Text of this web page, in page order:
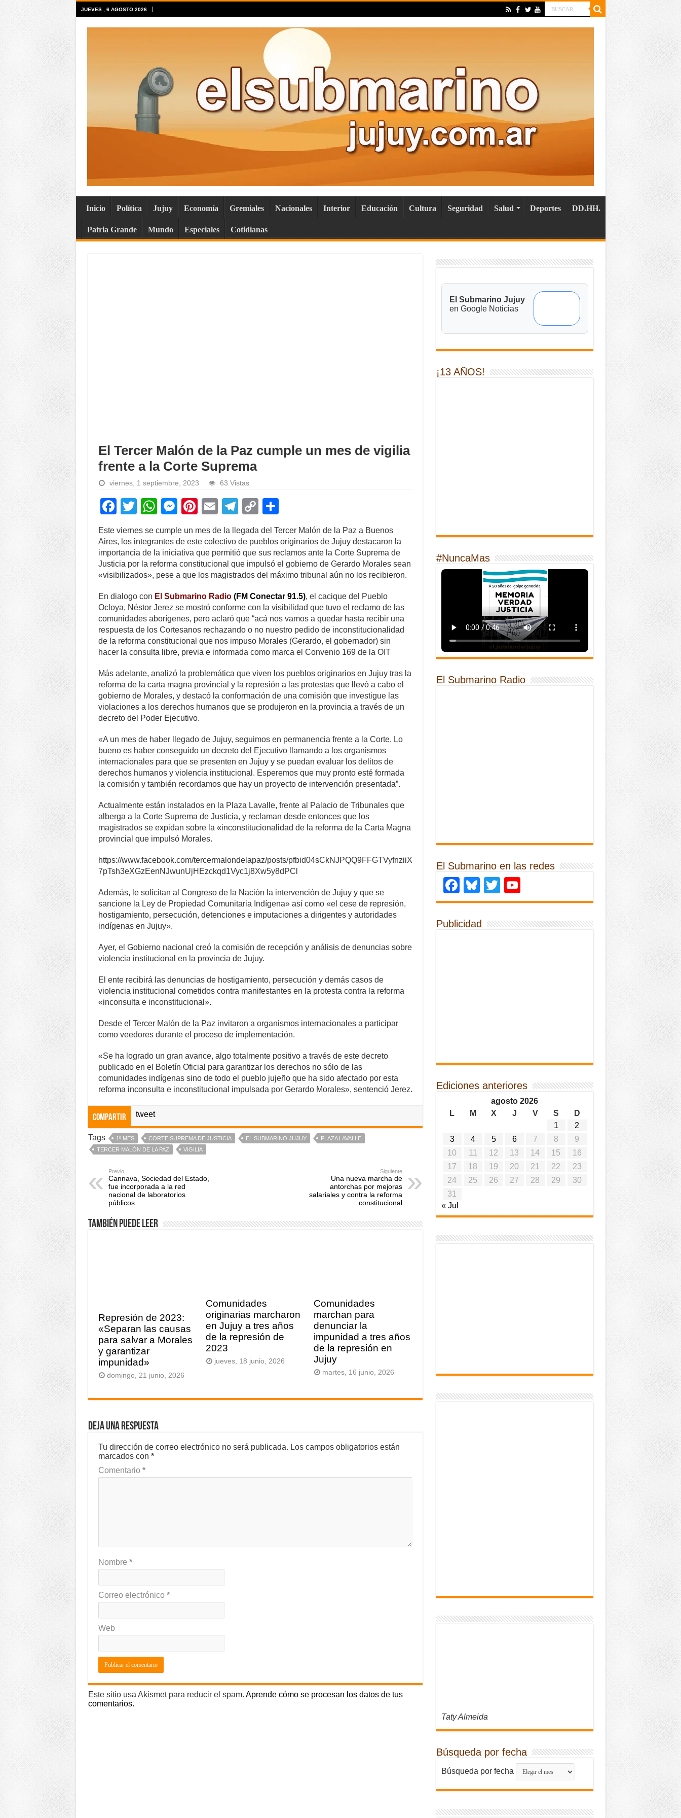
JUEVES , 6 AGOSTO 2026
Inicio Política Jujuy Economía Gremiales Nacionales Interior Educación Cultura Seguridad Salud Deportes DD.HH.
Patria Grande Mundo Especiales Cotidianas
El Tercer Malón de la Paz cumple un mes de vigilia
frente a la Corte Suprema
viernes, 1 septiembre, 2023 63 Vistas
F
a
c
e
b
o
k
T
tt
er
W
at
s
A
p
M
ss
e
n
er
Pi
er
e
st
E
m
ail
T
e
gr
a
C
o
p
y
Li
k
h
ar
e
Este viernes se cumple un mes de la llegada del Tercer Malón de la Paz a Buenos
Aires, los integrantes de este colectivo de pueblos originarios de Jujuy destacaron la
importancia de la iniciativa que permitió que sus reclamos ante la Corte Suprema de
Justicia por la reforma constitucional que impulsó el gobierno de Gerardo Morales sean
«visibilizados», pese a que los magistrados del máximo tribunal aún no los recibieron.
En dialogo con El Submarino Radio (FM Conectar 91.5), el cacique del Pueblo
Ocloya, Néstor Jerez se mostró conforme con la visibilidad que tuvo el reclamo de las
comunidades aborígenes, pero aclaró que “acá nos vamos a quedar hasta recibir una
respuesta de los Cortesanos rechazando o no nuestro pedido de inconstitucionalidad
de la reforma constitucional que nos impuso Morales (Gerardo, el gobernador) sin
hacer la consulta libre, previa e informada como marca el Convenio 169 de la OIT
Más adelante, analizó la problemática que viven los pueblos originarios en Jujuy tras la
reforma de la carta magna provincial y la represión a las protestas que llevó a cabo el
gobierno de Morales, y destacó la conformación de una comisión que investigue las
violaciones a los derechos humanos que se produjeron en la provincia a través de un
decreto del Poder Ejecutivo.
«A un mes de haber llegado de Jujuy, seguimos en permanencia frente a la Corte. Lo
bueno es haber conseguido un decreto del Ejecutivo llamando a los organismos
internacionales para que se presenten en Jujuy y se puedan evaluar los delitos de
derechos humanos y violencia institucional. Esperemos que muy pronto esté formada
la comisión y también recordamos que hay un proyecto de intervención presentada”.
Actualmente están instalados en la Plaza Lavalle, frente al Palacio de Tribunales que
alberga a la Corte Suprema de Justicia, y reclaman desde entonces que los
magistrados se expidan sobre la «inconstitucionalidad de la reforma de la Carta Magna
provincial que impulsó Morales.
https://www.facebook.com/tercermalondelapaz/posts/pfbid04sCkNJPQQ9FFGTVyfnziiX
7pTsh3eXGzEenNJwunUjHEzckqd1Vyc1j8Xw5y8dPCl
Además, le solicitan al Congreso de la Nación la intervención de Jujuy y que se
sancione la Ley de Propiedad Comunitaria Indígena» así como «el cese de represión,
hostigamiento, persecución, detenciones e imputaciones a dirigentes y autoridades
indígenas en Jujuy».
Ayer, el Gobierno nacional creó la comisión de recepción y análisis de denuncias sobre
violencia institucional en la provincia de Jujuy.
El ente recibirá las denuncias de hostigamiento, persecución y demás casos de
violencia institucional cometidos contra manifestantes en la protesta contra la reforma
«inconsulta e inconstitucional».
Desde el Tercer Malón de la Paz invitaron a organismos internacionales a participar
como veedores durante el proceso de implementación.
«Se ha logrado un gran avance, algo totalmente positivo a través de este decreto
publicado en el Boletín Oficial para garantizar los derechos no sólo de las
comunidades indígenas sino de todo el pueblo jujeño que ha sido afectado por esta
reforma inconsulta e inconstitucional impulsada por Gerardo Morales», sentenció Jerez.
Compartir tweet
Tags 1º MES CORTE SUPREMA DE JUSTICIA EL SUBMARINO JUJUY
PLAZA LAVALLE
TERCER MALÓN DE LA PAZ
VIGILIA
Previo
Cannava, Sociedad del Estado,
fue incorporada a la red
nacional de laboratorios
públicos
Siguiente
Una nueva marcha de
antorchas por mejoras
salariales y contra la reforma
constitucional
También puede leer
Represión de 2023:
«Separan las causas
para salvar a Morales
y garantizar
impunidad»
domingo, 21 junio, 2026
Comunidades
originarias marcharon
en Jujuy a tres años
de la represión de
2023
jueves, 18 junio, 2026
Comunidades
marchan para
denunciar la
impunidad a tres años
de la represión en
Jujuy
martes, 16 junio, 2026
Deja una respuesta
Tu dirección de correo electrónico no será publicada. Los campos obligatorios están
marcados con *
Comentario *
Nombre *
Correo electrónico *
Web
Este sitio usa Akismet para reducir el spam. Aprende cómo se procesan los datos de tus
comentarios.
El Submarino Jujuy
en Google Noticias
¡13 AÑOS!
#NuncaMas
El Submarino Radio
El Submarino en las redes
Facebook
Bluesky
Twitter
Publicidad
Ediciones anteriores
agosto 2026
L
M X J V S
D
1
2
3
4 5 6 7 8
9
10
11 12 13 14 15
16
17
18 19 20 21 22
23
24
25 26 27 28 29
30
31
« Jul
Taty Almeida
Búsqueda por fecha
Búsqueda por fecha